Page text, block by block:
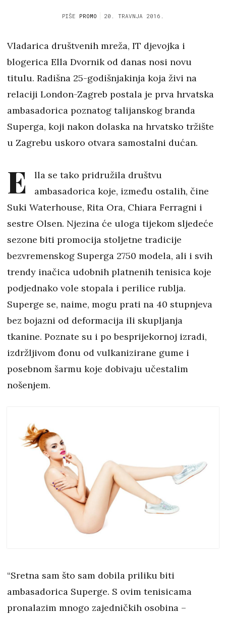
PIŠE PROMO 20. TRAVNJA 2016.
Vladarica društvenih mreža, IT djevojka i
blogerica Ella Dvornik od danas nosi novu
titulu. Radišna 25-godišnjakinja koja živi na
relaciji London-Zagreb postala je prva hrvatska
ambasadorica poznatog talijanskog branda
Superga, koji nakon dolaska na hrvatsko tržište
u Zagrebu uskoro otvara samostalni dućan.
E
lla se tako pridružila društvu
ambasadorica koje, između ostalih, čine
Suki Waterhouse, Rita Ora, Chiara Ferragni i
sestre Olsen. Njezina će uloga tijekom sljedeće
sezone biti promocija stoljetne tradicije
bezvremenskog Superga 2750 modela, ali i svih
trendy inačica udobnih platnenih tenisica koje
podjednako vole stopala i perilice rublja.
Superge se, naime, mogu prati na 40 stupnjeva
bez bojazni od deformacija ili skupljanja
tkanine. Poznate su i po besprijekornoj izradi,
izdržljivom đonu od vulkanizirane gume i
posebnom šarmu koje dobivaju učestalim
nošenjem.
“Sretna sam što sam dobila priliku biti
ambasadorica Superge. S ovim tenisicama
pronalazim mnogo zajedničkih osobina –